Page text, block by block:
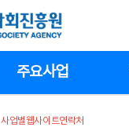
주요사업
>
사업별웹사이트연락처